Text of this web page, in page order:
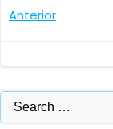
Post
Anterior
Search
for: